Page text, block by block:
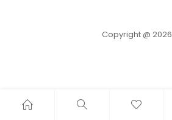
Copyright @ 2026